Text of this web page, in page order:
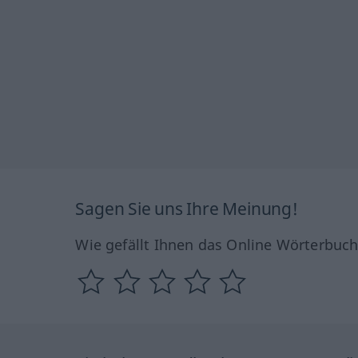
Sagen Sie uns Ihre Meinung!
Wie gefällt Ihnen das Online